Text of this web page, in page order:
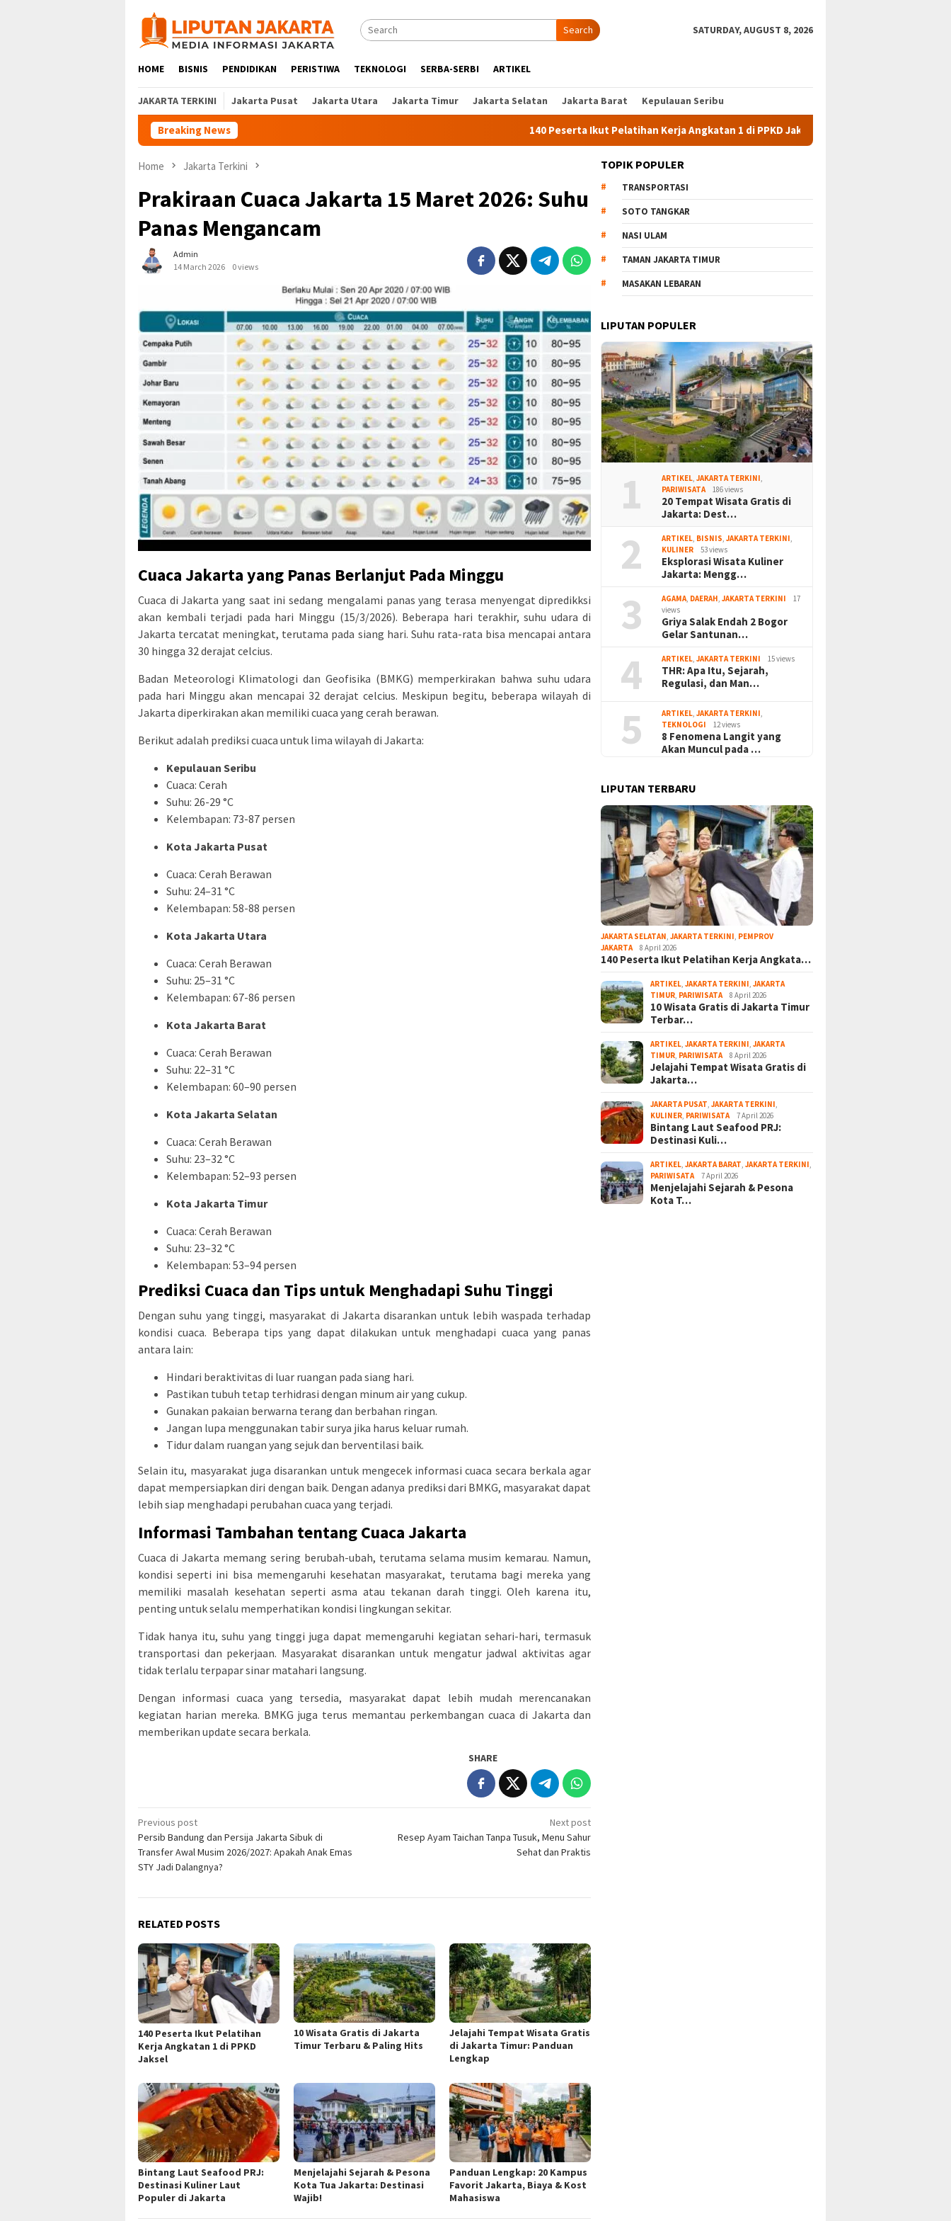
content
Search SATURDAY, AUGUST 8, 2026
HOME BISNIS PENDIDIKAN PERISTIWA TEKNOLOGI SERBA-SERBI ARTIKEL
JAKARTA TERKINI Jakarta Pusat Jakarta Utara Jakarta Timur Jakarta Selatan Jakarta Barat Kepulauan Seribu
Breaking News 140 Peserta Ikut Pelatihan Kerja Angkatan 1 di PPKD Jaksel
Home Jakarta Terkini
Prakiraan Cuaca Jakarta 15 Maret 2026: Suhu
Panas Mengancam
Admin
14 March 2026
0 views
Cuaca Jakarta yang Panas Berlanjut Pada Minggu
Cuaca di Jakarta yang saat ini sedang mengalami panas yang terasa menyengat dipredikksi
akan kembali terjadi pada hari Minggu (15/3/2026). Beberapa hari terakhir, suhu udara di
Jakarta tercatat meningkat, terutama pada siang hari. Suhu rata-rata bisa mencapai antara
30 hingga 32 derajat celcius.
Badan Meteorologi Klimatologi dan Geofisika (BMKG) memperkirakan bahwa suhu udara
pada hari Minggu akan mencapai 32 derajat celcius. Meskipun begitu, beberapa wilayah di
Jakarta diperkirakan akan memiliki cuaca yang cerah berawan.
Berikut adalah prediksi cuaca untuk lima wilayah di Jakarta:
Kepulauan Seribu
Cuaca: Cerah
Suhu: 26-29 °C
Kelembapan: 73-87 persen
Kota Jakarta Pusat
Cuaca: Cerah Berawan
Suhu: 24–31 °C
Kelembapan: 58-88 persen
Kota Jakarta Utara
Cuaca: Cerah Berawan
Suhu: 25–31 °C
Kelembapan: 67-86 persen
Kota Jakarta Barat
Cuaca: Cerah Berawan
Suhu: 22–31 °C
Kelembapan: 60–90 persen
Kota Jakarta Selatan
Cuaca: Cerah Berawan
Suhu: 23–32 °C
Kelembapan: 52–93 persen
Kota Jakarta Timur
Cuaca: Cerah Berawan
Suhu: 23–32 °C
Kelembapan: 53–94 persen
Prediksi Cuaca dan Tips untuk Menghadapi Suhu Tinggi
Dengan suhu yang tinggi, masyarakat di Jakarta disarankan untuk lebih waspada terhadap
kondisi cuaca. Beberapa tips yang dapat dilakukan untuk menghadapi cuaca yang panas
antara lain:
Hindari beraktivitas di luar ruangan pada siang hari.
Pastikan tubuh tetap terhidrasi dengan minum air yang cukup.
Gunakan pakaian berwarna terang dan berbahan ringan.
Jangan lupa menggunakan tabir surya jika harus keluar rumah.
Tidur dalam ruangan yang sejuk dan berventilasi baik.
Selain itu, masyarakat juga disarankan untuk mengecek informasi cuaca secara berkala agar
dapat mempersiapkan diri dengan baik. Dengan adanya prediksi dari BMKG, masyarakat dapat
lebih siap menghadapi perubahan cuaca yang terjadi.
Informasi Tambahan tentang Cuaca Jakarta
Cuaca di Jakarta memang sering berubah-ubah, terutama selama musim kemarau. Namun,
kondisi seperti ini bisa memengaruhi kesehatan masyarakat, terutama bagi mereka yang
memiliki masalah kesehatan seperti asma atau tekanan darah tinggi. Oleh karena itu,
penting untuk selalu memperhatikan kondisi lingkungan sekitar.
Tidak hanya itu, suhu yang tinggi juga dapat memengaruhi kegiatan sehari-hari, termasuk
transportasi dan pekerjaan. Masyarakat disarankan untuk mengatur jadwal aktivitas agar
tidak terlalu terpapar sinar matahari langsung.
Dengan informasi cuaca yang tersedia, masyarakat dapat lebih mudah merencanakan
kegiatan harian mereka. BMKG juga terus memantau perkembangan cuaca di Jakarta dan
memberikan update secara berkala.
SHARE
Post
navigation
Previous post
Persib Bandung dan Persija Jakarta Sibuk di
Transfer Awal Musim 2026/2027: Apakah Anak Emas
STY Jadi Dalangnya?
Next post
Resep Ayam Taichan Tanpa Tusuk, Menu Sahur
Sehat dan Praktis
RELATED POSTS
140 Peserta Ikut Pelatihan
Kerja Angkatan 1 di PPKD
Jaksel
10 Wisata Gratis di Jakarta
Timur Terbaru & Paling Hits
Jelajahi Tempat Wisata Gratis
di Jakarta Timur: Panduan
Lengkap
Bintang Laut Seafood PRJ:
Destinasi Kuliner Laut
Populer di Jakarta
Menjelajahi Sejarah & Pesona
Kota Tua Jakarta: Destinasi
Wajib!
Panduan Lengkap: 20 Kampus
Favorit Jakarta, Biaya & Kost
Mahasiswa
TOPIK POPULER
TRANSPORTASI
SOTO TANGKAR
NASI ULAM
TAMAN JAKARTA TIMUR
MASAKAN LEBARAN
LIPUTAN POPULER
1 ARTIKEL ,JAKARTA TERKINI
PARIWISATA
186 views
20 Tempat Wisata Gratis di
Jakarta: Dest…
2 ARTIKEL BISNIS ,JAKARTA TERKINI
KULINER
53 views
Eksplorasi Wisata Kuliner
Jakarta: Mengg…
3 AGAMA DAERAH ,JAKARTA TERKINI
17
views
Griya Salak Endah 2 Bogor
Gelar Santunan…
4 ARTIKEL ,JAKARTA TERKINI 15 views
THR: Apa Itu, Sejarah,
Regulasi, dan Man…
5 ARTIKEL ,JAKARTA TERKINI
TEKNOLOGI
12 views
8 Fenomena Langit yang
Akan Muncul pada …
LIPUTAN TERBARU
JAKARTA SELATAN ,JAKARTA TERKINI PEMPROV
JAKARTA
8 April 2026
140 Peserta Ikut Pelatihan Kerja Angkata…
ARTIKEL ,JAKARTA TERKINI ,JAKARTA
TIMUR PARIWISATA 8 April 2026
10 Wisata Gratis di Jakarta Timur
Terbar…
ARTIKEL ,JAKARTA TERKINI ,JAKARTA
TIMUR PARIWISATA 8 April 2026
Jelajahi Tempat Wisata Gratis di
Jakarta…
JAKARTA PUSAT ,JAKARTA TERKINI
KULINER PARIWISATA 7 April 2026
Bintang Laut Seafood PRJ:
Destinasi Kuli…
ARTIKEL ,JAKARTA BARAT ,JAKARTA TERKINI
PARIWISATA
7 April 2026
Menjelajahi Sejarah & Pesona
Kota T…